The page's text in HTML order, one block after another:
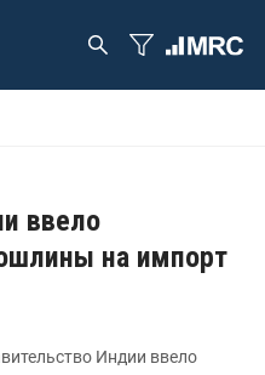
ввело
на импорт
Индии ввело